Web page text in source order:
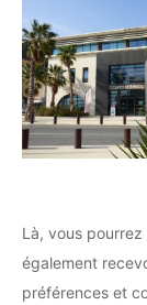
Là, vous
également
préférences et